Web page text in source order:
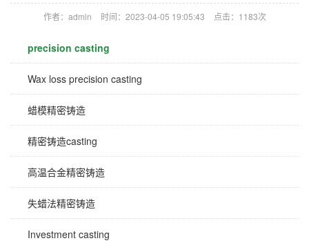
作者：admin 时间：2023-04-05 19:05:43 点击： 1183次
precision casting
Wax loss precision casting
蜡模精密铸造
精密铸造casting
高温合金精密铸造
失蜡法精密铸造
Investment casting